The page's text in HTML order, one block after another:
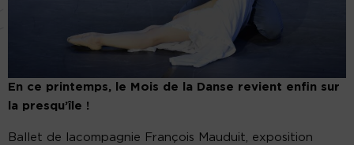
En ce printemps, le Mois de la Danse revient enfin sur
la presqu’île !
Ballet de lacompagnie François Mauduit, exposition